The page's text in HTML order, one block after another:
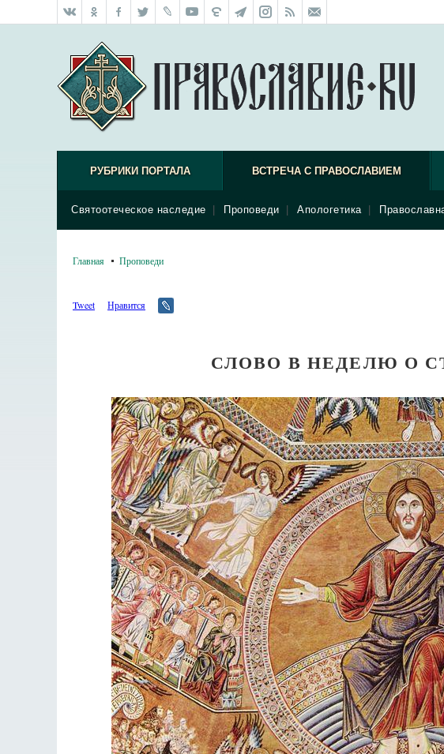
РУБРИКИ ПОРТАЛА ВСТРЕЧА С ПРАВОСЛАВИЕМ
Святоотеческое наследие Проповеди Апологетика
Главная Проповеди
Tweet Нравится
СЛОВО В НЕДЕЛЮ О
Как найти своё место в жизни
Кирилл Мурышев
Великомученик